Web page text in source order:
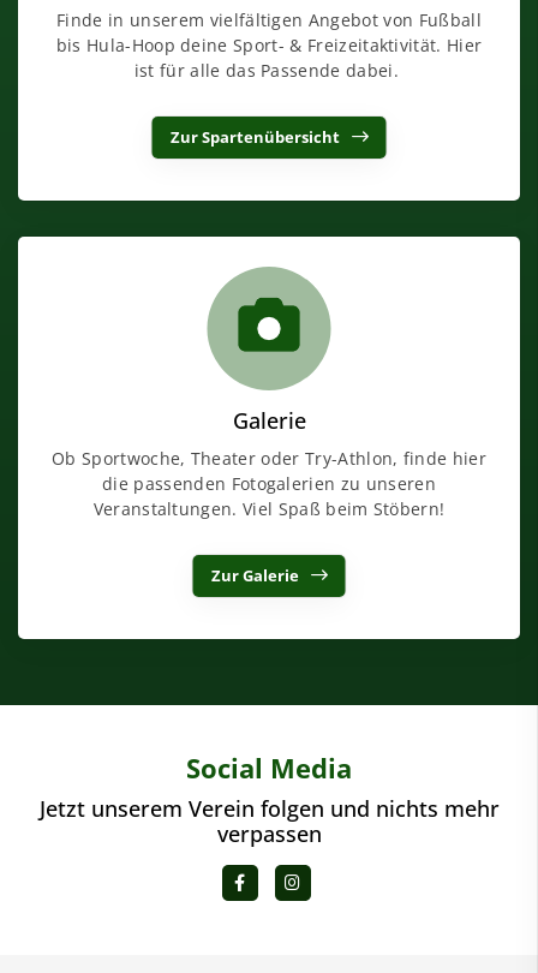
Finde in unserem vielfältigen Angebot von Fußball
bis Hula-Hoop deine Sport- & Freizeitaktivität. Hier
ist für alle das Passende dabei.
Zur Spartenübersicht
Galerie
Ob Sportwoche, Theater oder Try-Athlon, finde hier
die passenden Fotogalerien zu unseren
Veranstaltungen. Viel Spaß beim Stöbern!
Zur Galerie
Social Media
Jetzt unserem Verein folgen und nichts mehr
verpassen